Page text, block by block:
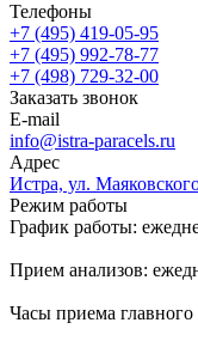
Телефоны
+7 (495) 419-05-95
+7 (495) 992-78-77
+7 (498) 729-32-00
Заказать звонок
E-mail
info@istra-paracels.ru
Адрес
Истра, ул.
Режим работы
График работы:
Прием анализов:
Часы приема главного